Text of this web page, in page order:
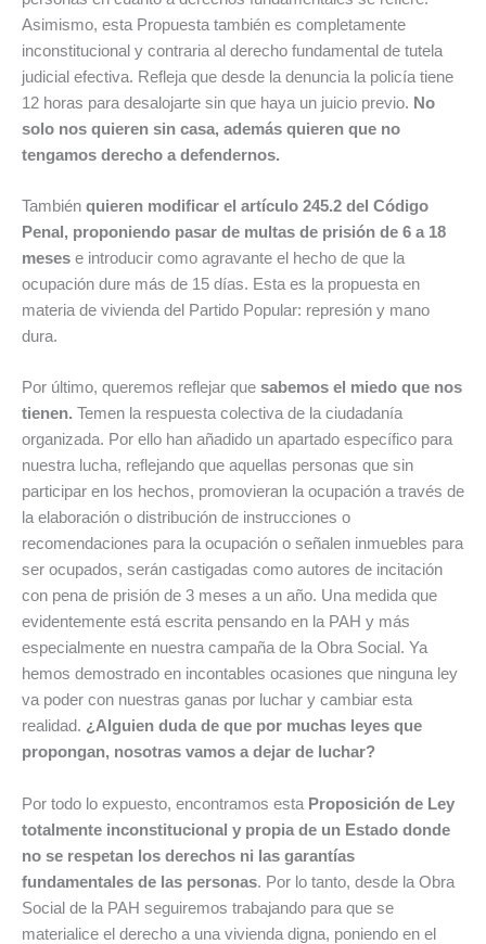
Asimismo, esta Propuesta también es completamente
inconstitucional y contraria al derecho fundamental de tutela
judicial efectiva. Refleja que desde la denuncia la policía tiene
12 horas para desalojarte sin que haya un juicio previo. No
solo nos quieren sin casa, además quieren que no
tengamos derecho a defendernos.
También quieren modificar el artículo 245.2 del Código
Penal, proponiendo pasar de multas de prisión de 6 a 18
meses e introducir como agravante el hecho de que la
ocupación dure más de 15 días. Esta es la propuesta en
materia de vivienda del Partido Popular: represión y mano
dura.
Por último, queremos reflejar que sabemos el miedo que nos
tienen. Temen la respuesta colectiva de la ciudadanía
organizada. Por ello han añadido un apartado específico para
nuestra lucha, reflejando que aquellas personas que sin
participar en los hechos, promovieran la ocupación a través de
la elaboración o distribución de instrucciones o
recomendaciones para la ocupación o señalen inmuebles para
ser ocupados, serán castigadas como autores de incitación
con pena de prisión de 3 meses a un año. Una medida que
evidentemente está escrita pensando en la PAH y más
especialmente en nuestra campaña de la Obra Social. Ya
hemos demostrado en incontables ocasiones que ninguna ley
va poder con nuestras ganas por luchar y cambiar esta
realidad. ¿Alguien duda de que por muchas leyes que
propongan, nosotras vamos a dejar de luchar?
Por todo lo expuesto, encontramos esta Proposición de Ley
totalmente inconstitucional y propia de un Estado donde
no se respetan los derechos ni las garantías
fundamentales de las personas. Por lo tanto, desde la Obra
Social de la PAH seguiremos trabajando para que se
materialice el derecho a una vivienda digna, poniendo en el